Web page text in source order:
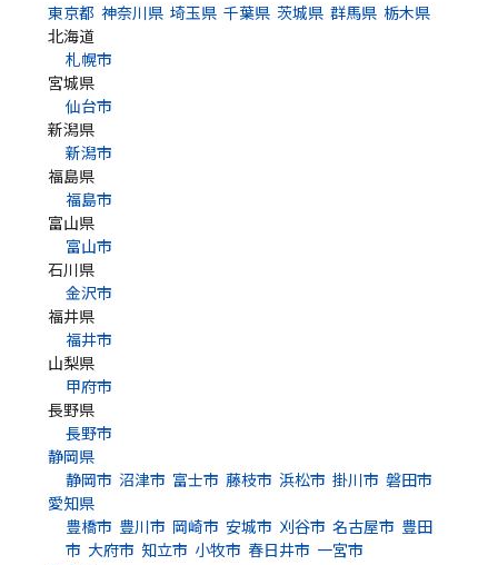
東京都 神奈川県 埼玉県 千葉県 茨城県 群馬県 栃木県
北海道
札幌市
宮城県
仙台市
新潟県
新潟市
福島県
福島市
富山県
富山市
石川県
金沢市
福井県
福井市
山梨県
甲府市
長野県
長野市
静岡県
静岡市 沼津市 富士市 藤枝市 浜松市 掛川市 磐田市
愛知県
豊橋市 豊川市 岡崎市 安城市 刈谷市 名古屋市 豊田
市 大府市 知立市 小牧市 春日井市 一宮市